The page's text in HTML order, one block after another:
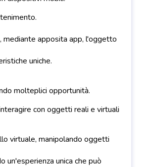
mediante apposita app, l'oggetto
uniche.
molteplici opportunità.
con oggetti reali e virtuali
virtuale, manipolando oggetti
unica che può